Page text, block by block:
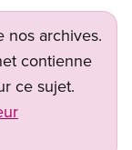
nos archives.
contienne
ce sujet.